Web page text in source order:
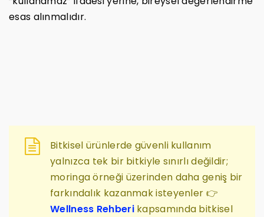
esas alınmalıdır.
Bitkisel ürünlerde güvenli kullanım
yalnızca tek bir bitkiyle sınırlı değildir;
moringa örneği üzerinden daha geniş bir
farkındalık kazanmak isteyenler 👉
Wellness Rehberikapsamında bitkisel